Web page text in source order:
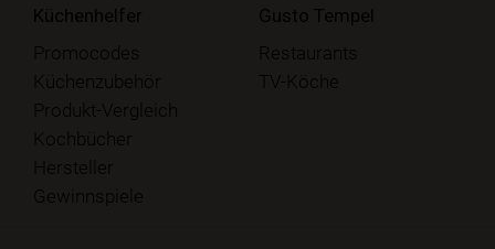
Küchenhelfer
Promocodes
Küchenzubehör
Produkt-Vergleich
Kochbücher
Hersteller
Gewinnspiele
Gusto Tempel
Restaurants
TV-Köche